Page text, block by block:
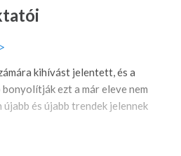
kihívást jelentett, és a
ezt a már eleve nem
és újabb trendek jelennek